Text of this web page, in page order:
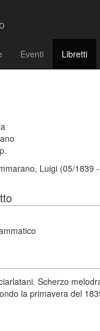
Eventi Libretti
Luigi (05/1839
Scherzo
la primavera del